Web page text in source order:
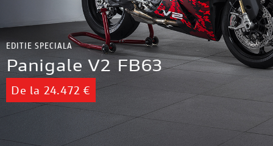
CONFIGURATOR
CONTACT
EDITIE SPECIALA
Panigale V2 FB63
De la 24.472 €